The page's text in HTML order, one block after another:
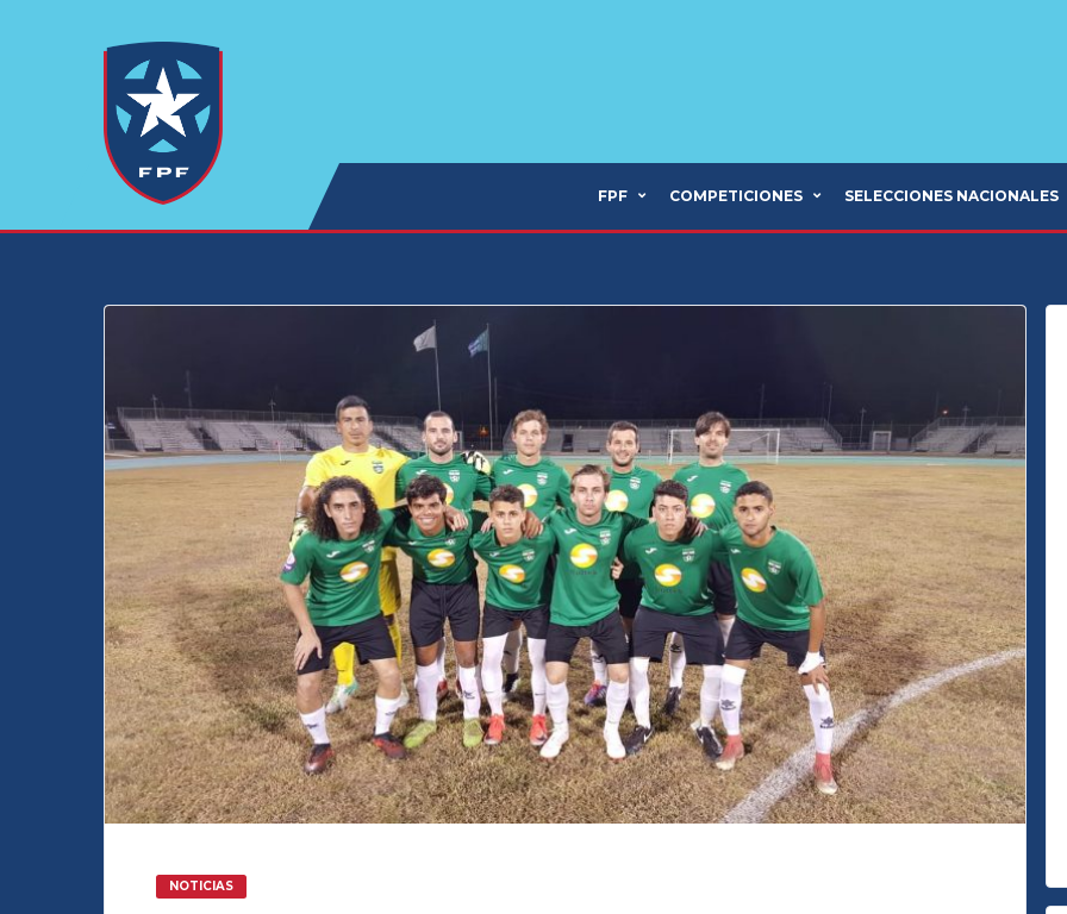
FPF COMPETICIONES SELECCIONES NACIONALES
NOTICIAS